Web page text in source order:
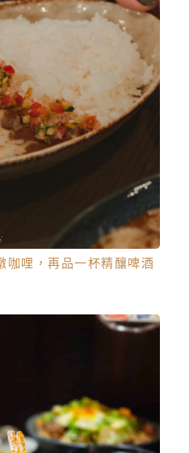
咖哩，再品一杯精釀啤酒